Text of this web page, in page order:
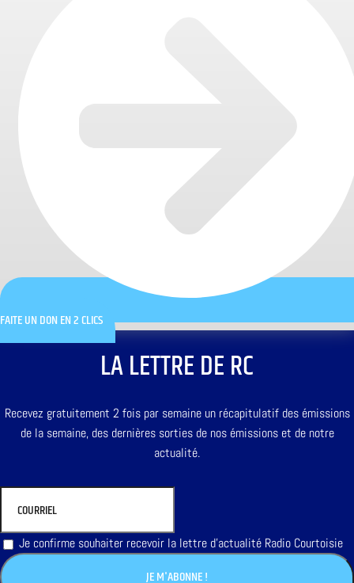
FAITE UN DON EN 2 CLICS
LA LETTRE DE RC
Recevez gratuitement 2 fois par semaine un récapitulatif des émissions
de la semaine, des dernières sorties de nos émissions et de notre
actualité.
Je confirme souhaiter recevoir la lettre d'actualité Radio Courtoisie